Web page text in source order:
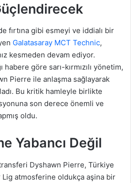
fırtına gibi esmeyi ve iddialı bir
Galatasaray MCT Technic,
kesmeden devam ediyor.
habere göre sarı-kırmızılı yönetim,
Pierre ile anlaşma sağlayarak
Bu kritik hamleyle birlikte
son derece önemli ve
oldu.
Yabancı Değil
transferi Dyshawn Pierre, Türkiye
atmosferine oldukça aşina bir